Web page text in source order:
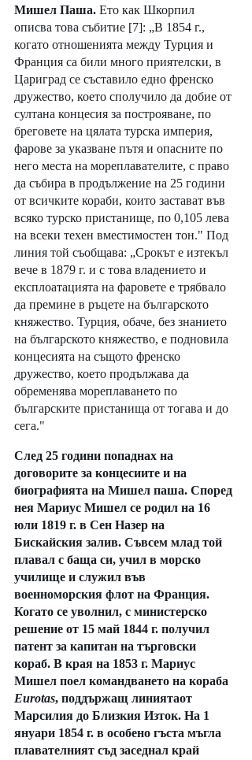
Мишел Паша. Ето как Шкорпил
описва това събитие [7]: „В 1854 г.,
когато отношенията между Турция и
Франция са били много приятелски, в
Цариград се съставило едно френско
дружество, което сполучило да добие от
султана концесия за построяване, по
бреговете на цялата турска империя,
фарове за указване пътя и опасните по
него места на мореплавателите, с право
да събира в продължение на 25 години
от всичките кораби, които застават във
всяко турско пристанище, по 0,105 лева
на всеки техен вместимостен тон." Под
линия той съобщава: „Срокът е изтекъл
вече в 1879 г. и с това владението и
експлоатацията на фаровете е трябвало
да премине в ръцете на българското
княжество. Турция, обаче, без знанието
на българското княжество, е подновила
концесията на същото френско
дружество, което продължава да
обременява мореплаването по
българските пристанища от тогава и до
сега."
След 25 години попаднах на
договорите за концесиите и на
биографията на Мишел паша. Според
нея Мариус Мишел се родил на 16
юли 1819 г. в Сен Назер на
Бискайския залив. Съвсем млад той
плавал с баща си, учил в морско
училище и служил във
военноморския флот на Франция.
Когато се уволнил, с министерско
решение от 15 май 1844 г. получил
патент за капитан на търговски
кораб. В края на 1853 г. Мариус
Мишел поел командването на кораба
Eurotas, поддържащ линиятаот
Марсилия до Близкия Изток. На 1
януари 1854 г. в особено гъста мъгла
плавателният съд заседнал край